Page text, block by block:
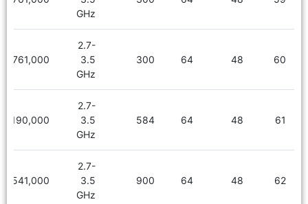
GHz
60
48
64
300
2.7-
3.5
GHz
7,761,000
61
48
64
584
2.7-
3.5
GHz
8,190,000
62
48
64
900
2.7-
3.5
GHz
8,541,000